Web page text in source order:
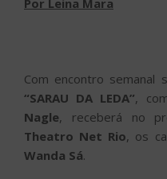
Por Leina Mara
Com encontro semanal
“SARAU DA LEDA”,
Nagle, receberá no
Theatro Net Rio, os
Wanda Sá.